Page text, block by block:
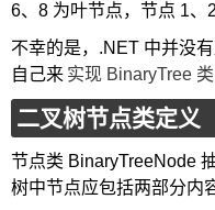
6、8 为叶节点，节点 1、
不幸的是，.NET 中并没
自己来 实现 BinaryTree 类
二叉树节点类定义
节点类 BinaryTreeNode
树中节点应包括两部分内